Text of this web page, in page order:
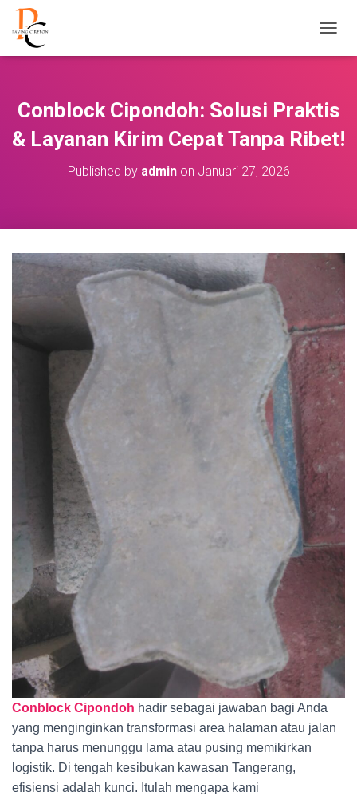
O
L
E
N
A
Conblock Cipondoh: Solusi Praktis
& Layanan Kirim Cepat Tanpa Ribet!
Published by adminon Januari 27, 2026
Conblock Cipondoh hadir sebagai jawaban bagi Anda
yang menginginkan transformasi area halaman atau jalan
tanpa harus menunggu lama atau pusing memikirkan
logistik. Di tengah kesibukan kawasan Tangerang,
efisiensi adalah kunci. Itulah mengapa kami